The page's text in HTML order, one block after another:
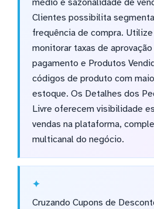
médio e sazonalidade de
Clientes possibilita
frequência de compra.
monitorar taxas de
pagamento e Produtos
códigos de produto com
estoque. Os Detalhes dos
Livre oferecem visibilidade
vendas na plataforma,
multicanal do negócio.
Cruzando Cupons de